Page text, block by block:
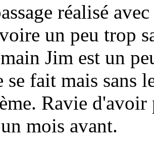
réalisé
un peu trop
Jim est un
se fait mais sans
Ravie
mois avant.